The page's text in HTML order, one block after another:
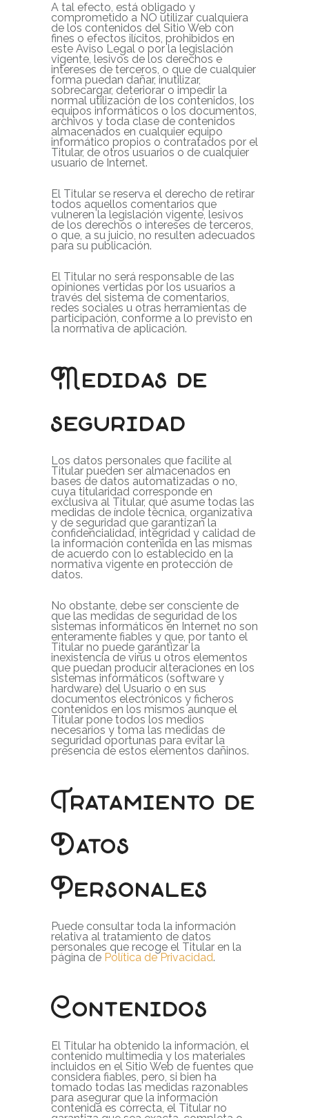
A tal efecto, está obligado y
comprometido a NO utilizar cualquiera
de los contenidos del Sitio Web con
fines o efectos ilícitos, prohibidos en
este Aviso Legal o por la legislación
vigente, lesivos de los derechos e
intereses de terceros, o que de cualquier
forma puedan dañar, inutilizar,
sobrecargar, deteriorar o impedir la
normal utilización de los contenidos, los
equipos informáticos o los documentos,
archivos y toda clase de contenidos
almacenados en cualquier equipo
informático propios o contratados por el
Titular, de otros usuarios o de cualquier
usuario de Internet.
El Titular se reserva el derecho de retirar
todos aquellos comentarios que
vulneren la legislación vigente, lesivos
de los derechos o intereses de terceros,
o que, a su juicio, no resulten adecuados
para su publicación.
El Titular no será responsable de las
opiniones vertidas por los usuarios a
través del sistema de comentarios,
redes sociales u otras herramientas de
participación, conforme a lo previsto en
la normativa de aplicación.
Medidas de
seguridad
Los datos personales que facilite al
Titular pueden ser almacenados en
bases de datos automatizadas o no,
cuya titularidad corresponde en
exclusiva al Titular, que asume todas las
medidas de índole técnica, organizativa
y de seguridad que garantizan la
confidencialidad, integridad y calidad de
la información contenida en las mismas
de acuerdo con lo establecido en la
normativa vigente en protección de
datos.
No obstante, debe ser consciente de
que las medidas de seguridad de los
sistemas informáticos en Internet no son
enteramente fiables y que, por tanto el
Titular no puede garantizar la
inexistencia de virus u otros elementos
que puedan producir alteraciones en los
sistemas informáticos (software y
hardware) del Usuario o en sus
documentos electrónicos y ficheros
contenidos en los mismos aunque el
Titular pone todos los medios
necesarios y toma las medidas de
seguridad oportunas para evitar la
presencia de estos elementos dañinos.
Tratamiento de
Datos
Personales
Puede consultar toda la información
relativa al tratamiento de datos
personales que recoge el Titular en la
página de Política de Privacidad.
Contenidos
El Titular ha obtenido la información, el
contenido multimedia y los materiales
incluidos en el Sitio Web de fuentes que
considera fiables, pero, si bien ha
tomado todas las medidas razonables
para asegurar que la información
contenida es correcta, el Titular no